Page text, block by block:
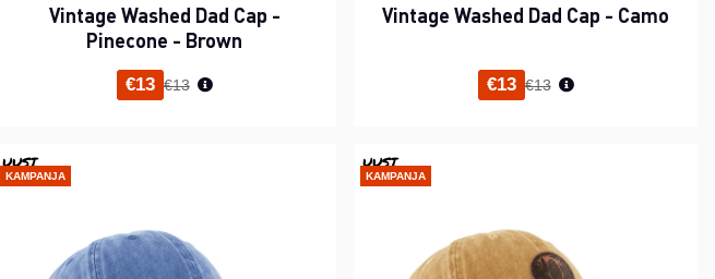
Vintage Washed Dad Cap -
Pinecone - Brown
€13 Normaali hinta
€13
Vintage Washed Dad Cap - Camo
€13 Normaali hinta
€13
UUSI
KAMPANJA
UUSI
KAMPANJA